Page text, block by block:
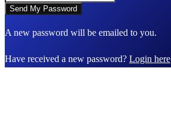
A new password will be emailed to you.
Have received a new password? Login here